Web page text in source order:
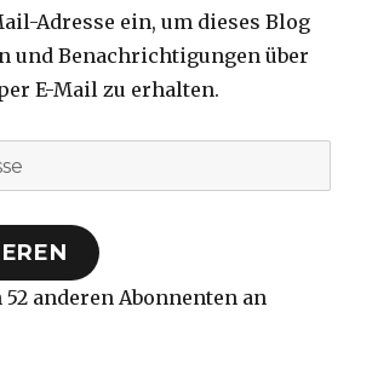
Adresse ein, um dieses Blog
und Benachrichtigungen über
E-Mail zu erhalten.
anderen Abonnenten an